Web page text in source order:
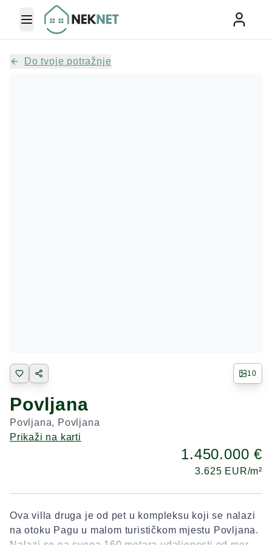
Toggle Menu
Do tvoje potražnje
10
Povljana
Povljana, Povljana
Prikaži na karti
1.450.000 €
3.625 EUR/m²
Ova villa druga je od pet u kompleksu koji se nalazi
na otoku Pagu u malom turističkom mjestu Povljana.